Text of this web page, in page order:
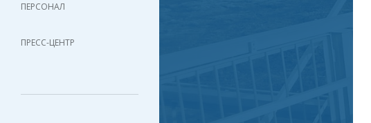
ПЕРСОНАЛ
ПРЕСС-ЦЕНТР